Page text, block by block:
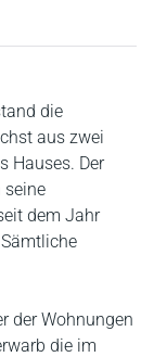
die
aus zwei
Hauses. Der
seine
dem Jahr
der Wohnungen
die im